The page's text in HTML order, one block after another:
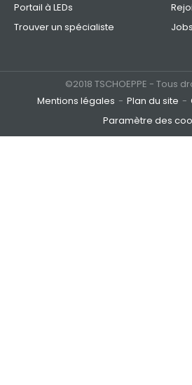
Portail à LEDs
Trouver un spécialiste
Jobs
©2018 TSCHOEPPE - Tous
Mentions légales
Plan du site
Paramètre des